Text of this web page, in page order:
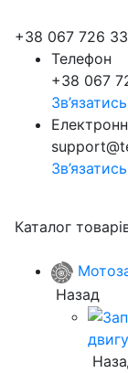
+38 067 726 33
Телефон
+38 067
Зв’язатись
Зв’язатись
Каталог
Назад